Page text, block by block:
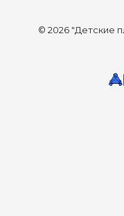
© 2026 "Детские